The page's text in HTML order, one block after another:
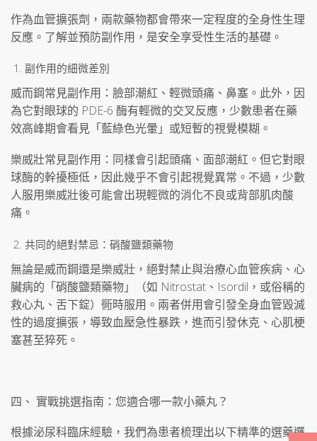
作為血管擴張劑，兩款藥物都會帶來一定程度的全身性生理
反應。了解並預防副作用，是安全享受性生活的基礎。
副作用的細微差別
威而鋼常見副作用：臉部潮紅、輕微頭痛、鼻塞。此外，因
為它對眼球的 PDE-6 酶有輕微的交叉反應，少數患者在藥
效高峰期會看見「藍綠色光暈」或短暫的視覺模糊。
樂威壯常見副作用：同樣會引起頭痛、面部潮紅。但它對眼
球酶的幹擾極低，因此幾乎不會引起視覺異常。不過，少數
人服用樂威壯後可能會出現輕微的消化不良或背部肌肉酸
痛。
共同的絕對禁忌：硝酸鹽類藥物
無論是威而鋼還是樂威壯，絕對禁止與治療心血管疾病、心
臟病的「硝酸鹽類藥物」（如 Nitrostat、Isordil，或俗稱的
救心丸、舌下錠）衕時服用。兩者併用會引發全身血管毀滅
性的過度擴張，導致血壓急性暴跌，進而引發休克、心肌梗
塞甚至猝死。
四、 實戰挑選指南：您適合哪一款小藥丸？
根據泌尿科臨床經驗，我們為患者梳理出以下精準的選藥邏